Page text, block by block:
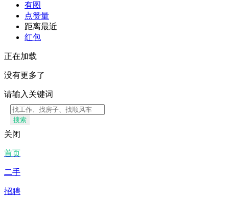
有图
点赞量
距离最近
红包
正在加载
没有更多了
请输入关键词
搜索
关闭
首页
二手
招聘